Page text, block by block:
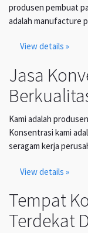
produsen pembuat
adalah manufacture
View details »
Jasa
Kami adalah
Konsentrasi kami
seragam kerja
View details »
Tempat
Terdekat